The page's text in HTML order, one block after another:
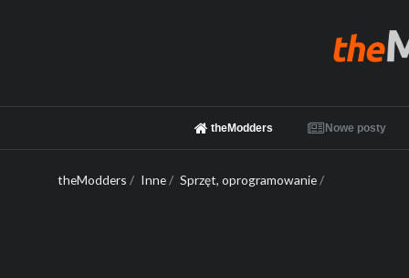
theModders Nowe posty
theModders / Inne/ Sprzęt, oprogramowanie/